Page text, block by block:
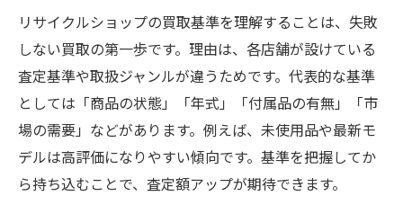
リサイクルショップの買取基準を理解することは、失敗
しない買取の第一歩です。理由は、各店舗が設けている
査定基準や取扱ジャンルが違うためです。代表的な基準
としては「商品の状態」「年式」「付属品の有無」「市
場の需要」などがあります。例えば、未使用品や最新モ
デルは高評価になりやすい傾向です。基準を把握してか
ら持ち込むことで、査定額アップが期待できます。